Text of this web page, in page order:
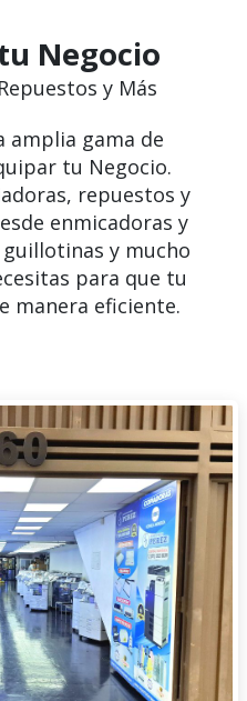
Negocio
y Más
amplia gama de
tu Negocio.
repuestos y
enmicadoras y
y mucho
para que tu
manera eficiente.